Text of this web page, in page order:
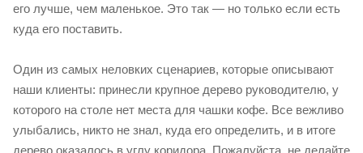
его лучше, чем маленькое. Это так — но только если есть
куда его поставить.
Один из самых неловких сценариев, которые описывают
наши клиенты: принесли крупное дерево руководителю, у
которого на столе нет места для чашки кофе. Все вежливо
улыбались, никто не знал, куда его определить, и в итоге
дерево оказалось в углу коридора. Пожалуйста, не делайте